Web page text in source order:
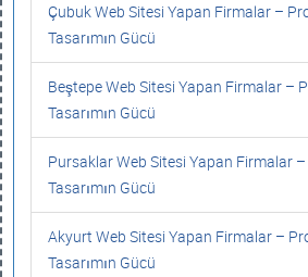
Çubuk Web Sitesi Yapan Firmalar –
Tasarımın Gücü
Beştepe Web Sitesi Yapan Firmalar –
Tasarımın Gücü
Pursaklar Web Sitesi Yapan Firmalar
Tasarımın Gücü
Akyurt Web Sitesi Yapan Firmalar –
Tasarımın Gücü